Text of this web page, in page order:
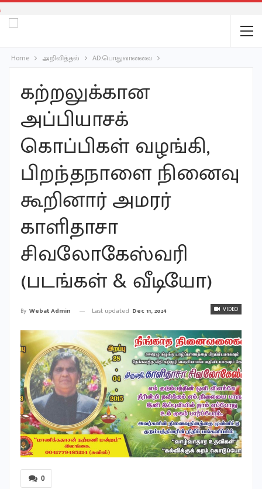
;
Home அறிவித்தல் AD.பொதுவானவை
கற்றலுக்கான
அப்பியாசக்
கொப்பிகள் வழங்கி,
பிறந்தநாளை நினைவு
கூறினார் அமரர்
காளிதாசா
சிவலோகேஸ்வரி
(படங்கள் & வீடியோ)
VIDEO
By Webat Admin Last updated Dec 11, 2024
0